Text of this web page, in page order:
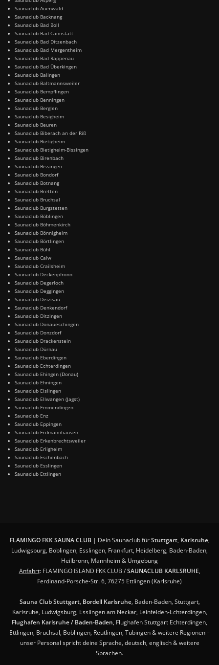
Saunaclub Auenwald
Saunaclub Backnang
Saunaclub Bad Boll
Saunaclub Bad Cannstatt
Saunaclub Bad Ditzenbach
Saunaclub Bad Mergentheim
Saunaclub Bad Rappenau
Saunaclub Bad Überkingen
Saunaclub Balingen
Saunaclub Baltmannsweiler
Saunaclub Bempflingen
Saunaclub Benningen
Saunaclub Berglen
Saunaclub Besigheim
Saunaclub Beuren
Saunaclub Biberach an der Riß
Saunaclub Bietigheim
Saunaclub Bietigheim-Bissingen
Saunaclub Birenbach
Saunaclub Bissingen
Saunaclub Bondorf
Saunaclub Botnang
Saunaclub Bretten
Saunaclub Bruchsal
Saunaclub Burgstetten
Saunaclub Böblingen
Saunaclub Böhmenkirch
Saunaclub Bönnigheim
Saunaclub Börtlingen
Saunaclub Bühl
Saunaclub Calw
Saunaclub Crailsheim
Saunaclub Deckenpfronn
Saunaclub Degerloch
Saunaclub Deggingen
Saunaclub Deizisau
Saunaclub Denkendorf
Saunaclub Ditzingen
Saunaclub Donaueschingen
Saunaclub Donzdorf
Saunaclub Drackenstein
Saunaclub Dürnau
Saunaclub Eberdingen
Saunaclub Echterdingen
Saunaclub Ehingen (Donau)
Saunaclub Ehningen
Saunaclub Eislingen
Saunaclub Ellwangen (Jagst)
Saunaclub Emmendingen
Saunaclub Enz
Saunaclub Eppingen
Saunaclub Erdmannhausen
Saunaclub Erkenbrechtsweiler
Saunaclub Erligheim
Saunaclub Eschenbach
Saunaclub Esslingen
Saunaclub Ettlingen
FLAMINGO FKK SAUNA CLUB| Dein Saunaclub fürStuttgart, Karlsruhe,
Ludwigsburg, Böblingen, Esslingen, Frankfurt, Heidelberg, Baden-Baden,
Heilbronn, Mannheim & Umgebung
Anfahrt: FLAMINGO ISLAND FKK CLUB /SAUNACLUB KARLSRUHE,
Ferdinand-Porsche-Str. 6, 76275 Ettlingen (Karlsruhe)
Sauna Club Stuttgart, Bordell Karlsruhe, Baden-Baden, Stuttgart,
Karlsruhe, Ludwigsburg, Esslingen am Neckar, Leinfelden-Echterdingen,
Flughafen Karlsruhe / Baden-Baden, Flughafen Stuttgart Echterdingen,
Ettlingen, Bruchsal, Böblingen, Reutlingen, Tübingen & weitere Regionen –
unser Personal spricht deine Sprache, deutsch, englisch & weitere
Sprachen.